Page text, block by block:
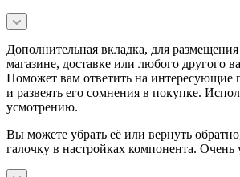
Дополнительная вкладка, для
магазине, доставке или любого другого
Поможет вам ответить на интересующие
и развеять его сомнения в покупке.
усмотрению.
Вы можете убрать её или вернуть
галочку в настройках компонента. Очень